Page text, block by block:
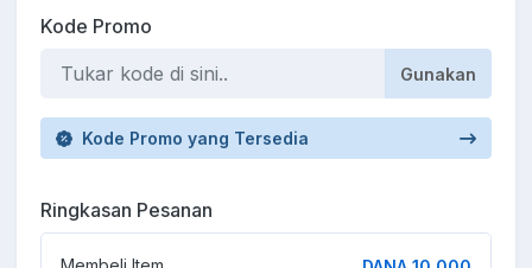
Kode Promo
Gunakan
Kode Promo yang Tersedia
Ringkasan Pesanan